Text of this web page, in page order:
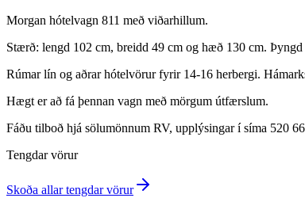
Morgan hótelvagn 811 með viðarhillum.
Stærð: lengd 102 cm, breidd 49 cm og hæð 130 cm. Þyngd
Rúmar lín og aðrar hótelvörur fyrir 14-16 herbergi.
Hægt er að fá þennan vagn með mörgum útfærslum.
Fáðu tilboð hjá sölumönnum RV, upplýsingar í síma 520
Tengdar vörur
Skoða allar tengdar vörur